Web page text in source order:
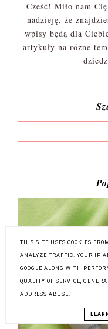
Cześć! Miło nam
nadzieję, że
wpisy będą dla
artykuły na różne
THIS SITE USES COOKIES
ANALYZE TRAFFIC. YOUR IP
GOOGLE ALONG WITH
QUALITY OF SERVICE,
ADDRESS ABUSE.